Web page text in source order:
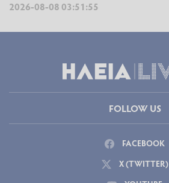
2026-08-08 03:51:55
FOLLOW US
FACEBOOK
X (TWITTER)